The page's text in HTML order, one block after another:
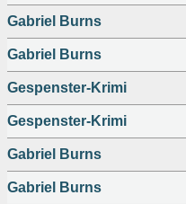
Gabriel Burns
Gabriel Burns
Gespenster-Krimi
Gespenster-Krimi
Gabriel Burns
Gabriel Burns